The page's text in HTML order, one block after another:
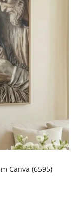
Canva (6595)